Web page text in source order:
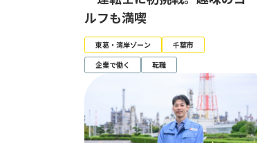
ルフも満喫
東葛・湾岸ゾーン
千葉市
企業で働く
転職